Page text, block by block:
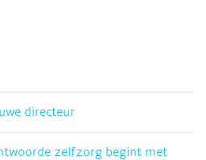
directeur
zelfzorg begint met